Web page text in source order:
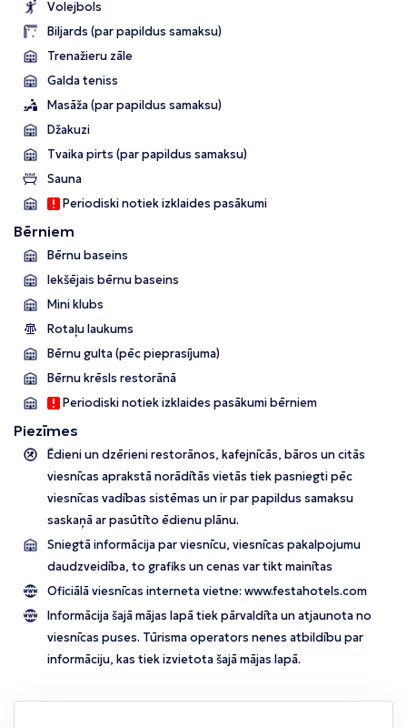
Volejbols
Biljards (par papildus samaksu)
Trenažieru zāle
Galda teniss
Masāža (par papildus samaksu)
Džakuzi
Tvaika pirts (par papildus samaksu)
Sauna
Periodiski notiek izklaides pasākumi
Bērniem
Bērnu baseins
Iekšējais bērnu baseins
Mini klubs
Rotaļu laukums
Bērnu gulta (pēc pieprasījuma)
Bērnu krēsls restorānā
Periodiski notiek izklaides pasākumi bērniem
Piezīmes
Ēdieni un dzērieni restorānos, kafejnīcās, bāros un citās
viesnīcas aprakstā norādītās vietās tiek pasniegti pēc
viesnīcas vadības sistēmas un ir par papildus samaksu
saskaņā ar pasūtīto ēdienu plānu.
Sniegtā informācija par viesnīcu, viesnīcas pakalpojumu
daudzveidība, to grafiks un cenas var tikt mainītas
Oficiālā viesnīcas interneta vietne: www.festahotels.com
Informācija šajā mājas lapā tiek pārvaldīta un atjaunota no
viesnīcas puses. Tūrisma operators nenes atbildību par
informāciju, kas tiek izvietota šajā mājas lapā.